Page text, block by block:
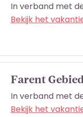
In verband met
Bekijk het
Farent
In verband met
Bekijk het